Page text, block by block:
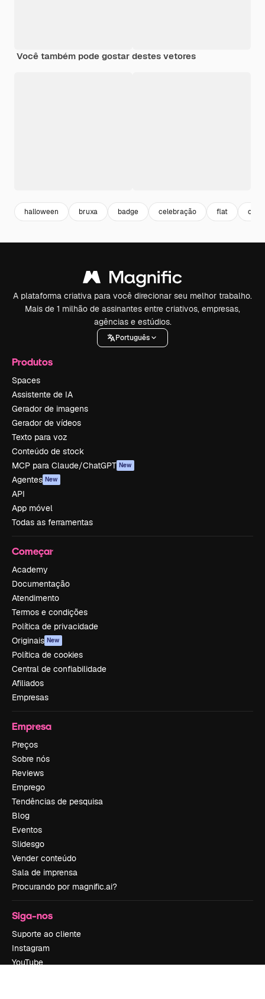
Você também pode gostar destes vetores
halloween bruxa badge celebração flat
A plataforma criativa para você direcionar seu melhor trabalho.
Mais de 1 milhão de assinantes entre criativos, empresas,
agências e estúdios.
Português
Produtos
Spaces
Assistente de IA
Gerador de imagens
Gerador de vídeos
Texto para voz
Conteúdo de stock
MCP para Claude/ChatGPT New
Agentes New
API
App móvel
Todas as ferramentas
Começar
Academy
Documentação
Atendimento
Termos e condições
Política de privacidade
Originais New
Política de cookies
Central de confiabilidade
Afiliados
Empresas
Empresa
Preços
Sobre nós
Reviews
Emprego
Tendências de pesquisa
Blog
Eventos
Slidesgo
Vender conteúdo
Sala de imprensa
Procurando por magnific.ai?
Siga-nos
Suporte ao cliente
Instagram
YouTube